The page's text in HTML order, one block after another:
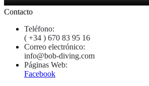
Contacto
Teléfono:
( +34 ) 670 83 95 16
Correo electrónico:
info@bob-diving.com
Páginas Web:
Facebook